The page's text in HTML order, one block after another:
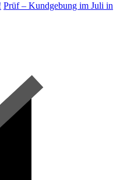
Prüf – Kundgebung im Juli in